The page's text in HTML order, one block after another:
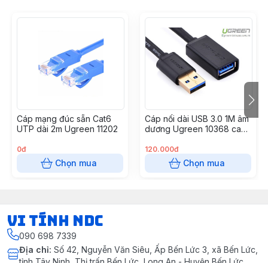
Cáp mạng đúc sẵn Cat6
UTP dài 2m Ugreen 11202
0đ
Chọn mua
Cáp nối dài USB 3.0 1M âm
dương Ugreen 10368 cao
120.000đ
Chọn mua
VI TÍNH NDC
090 698 7339
Địa chỉ: Số 42, Nguyễn Văn Siêu, Ấp Bến Lức 3, xã Bến Lức,